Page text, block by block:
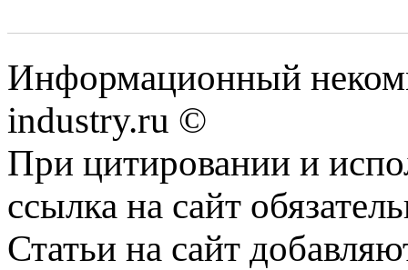
Информационный
industry.ru ©
При цитировании и
ссылка на сайт
Статьи на сайт